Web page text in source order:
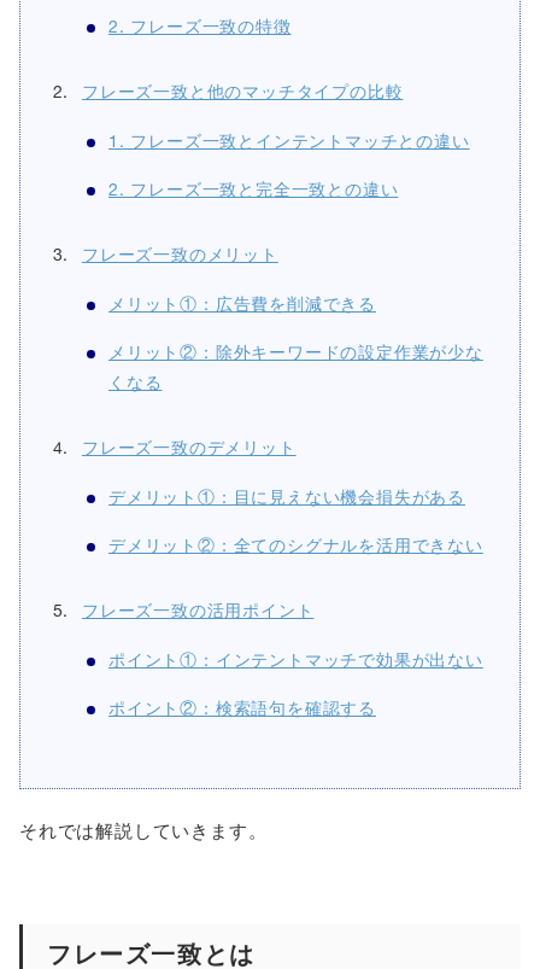
2. フレーズ一致の特徴
フレーズ一致と他のマッチタイプの比較
1. フレーズ一致とインテントマッチとの違い
2. フレーズ一致と完全一致との違い
フレーズ一致のメリット
メリット①：広告費を削減できる
メリット②：除外キーワードの設定作業が少な
くなる
フレーズ一致のデメリット
デメリット①：目に見えない機会損失がある
デメリット②：全てのシグナルを活用できない
フレーズ一致の活用ポイント
ポイント①：インテントマッチで効果が出ない
ポイント②：検索語句を確認する
それでは解説していきます。
フレーズ一致とは